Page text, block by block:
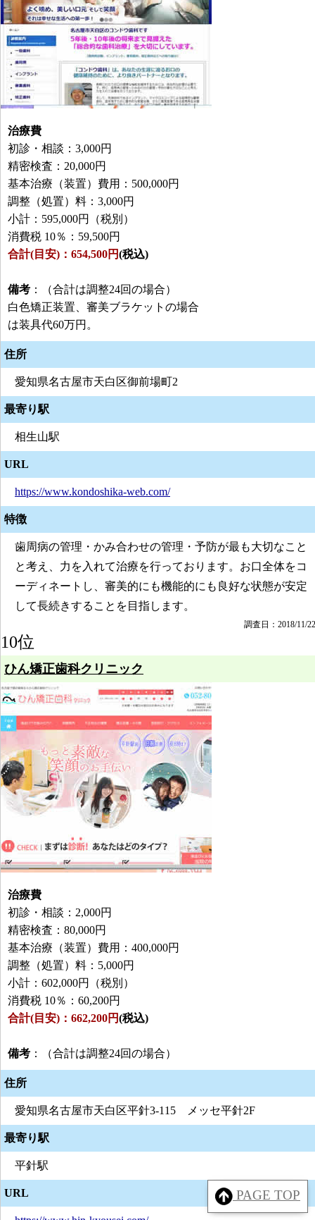
治療費
初診・相談：3,000円
精密検査：20,000円
基本治療（装置）費用：500,000円
調整（処置）料：3,000円
小計：595,000円（税別）
消費税 10％：59,500円
合計(目安)：654,500円(税込)
備考 ：（合計は調整24回の場合）
白色矯正装置、審美ブラケットの場合
は装具代60万円。
住所
愛知県名古屋市天白区御前場町2
最寄り駅
相生山駅
URL
https://www.kondoshika-web.com/
特徴
歯周病の管理・かみ合わせの管理・予防が最も大切なこと
と考え、力を入れて治療を行っております。お口全体をコ
ーディネートし、審美的にも機能的にも良好な状態が安定
して長続きすることを目指します。
調査日：2018/11/22
10位
ひん矯正歯科クリニック
治療費
初診・相談：2,000円
精密検査：80,000円
基本治療（装置）費用：400,000円
調整（処置）料：5,000円
小計：602,000円（税別）
消費税 10％：60,200円
合計(目安)：662,200円(税込)
備考 ：（合計は調整24回の場合）
住所
愛知県名古屋市天白区平針3-115 メッセ平針2F
最寄り駅
平針駅
URL PAGE TOP